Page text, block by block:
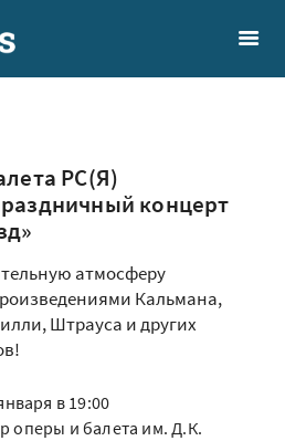
РС(Я)
концерт
атмосферу
Кальмана,
Штрауса и других
в 19:00
оперы и балета им. Д.К.